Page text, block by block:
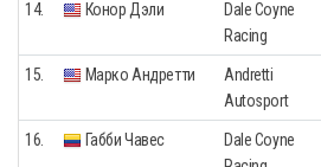
14. Конор Дэли
Dale Coyne
Racing
15. Марко Андретти
Andretti
Autosport
16. Габби Чавес
Dale Coyne